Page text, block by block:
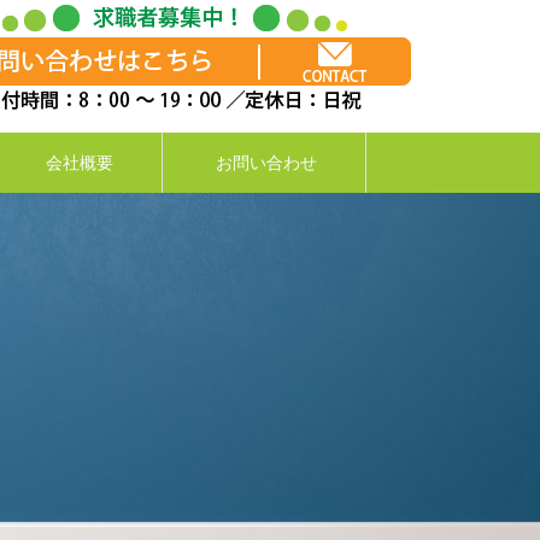
会社概要 お問い合わせ